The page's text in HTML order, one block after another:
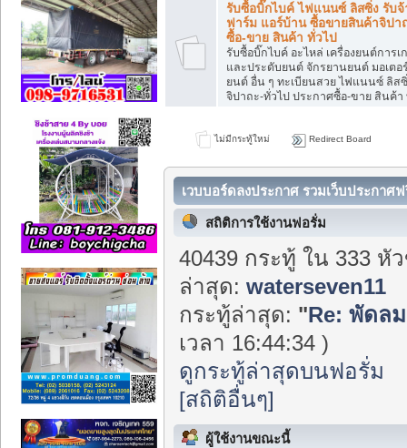
รับซื้อบิ๊กไบค์ ไฟแนนซ์ ลิสซิ่ง รับจ้
ฟาร์ม แอร์บ้าน ซื้อขายสินค้าจิปา
ซื้อ-ขาย สินค้า ทั่วไป
รับซื้อบิ๊กไบค์ อะไหล่ เครื่องยนต์การเ
และประดับยนต์ จักรยานยนต์ มอเตอ
ยนต์ อื่น ๆ ทะเบียนสวย ไฟแนนซ์ ลิส
จิปาถะ-ทั่วไป ประกาศซื้อ-ขาย สินค้า
ไม่มีกระทู้ใหม่ Redirect Board
เวบบอร์ดลงประกาศ รวมเว็บประกาศ
Centerสถิติการใช้งานฟอรั่ม
40439 กระทู้ ใน 333
ล่าสุด:waterseven11
กระทู้ล่าสุด: "Re: พัดล
เวลา 16:44:34 )
ดูกระทู้ล่าสุดบนฟอรั่ม
[สถิติอื่นๆ]
ผู้ใช้งานขณะนี้